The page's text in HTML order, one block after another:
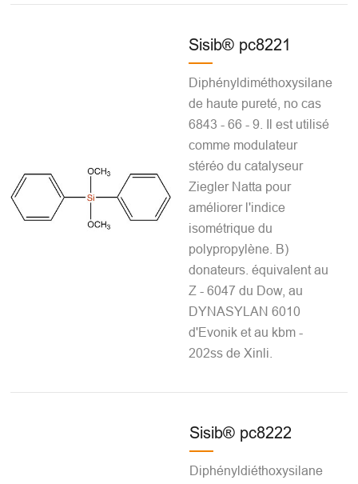
Sisib® pc8221
Diphényldiméthoxysilane
de haute pureté, no cas
6843 - 66 - 9. Il est utilisé
comme modulateur
stéréo du catalyseur
Ziegler Natta pour
améliorer l'indice
isométrique du
polypropylène. B)
donateurs. équivalent au
Z - 6047 du Dow, au
DYNASYLAN 6010
d'Evonik et au kbm -
202ss de Xinli.
Sisib® pc8222
Diphényldiéthoxysilane